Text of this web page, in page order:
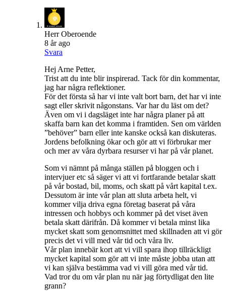
Herr Oberoende
8 år ago
Svara
Hej Arne Petter,
Trist att du inte blir inspirerad. Tack för din kommentar,
jag har några reflektioner.
För det första så har vi inte valt bort barn, det har vi inte
sagt eller skrivit någonstans. Var har du läst om det?
Även om vi i dagsläget inte har några planer på att
skaffa barn kan det komma i framtiden. Sen om världen
”behöver” barn eller inte kanske också kan diskuteras.
Jordens befolkning ökar och gör att vi förbrukar mer
och mer av våra dyrbara resurser vi har på vår planet.
Som vi nämnt på många ställen på bloggen och i
intervjuer etc så säger vi att vi fortfarande betalar skatt
på vår bostad, bil, moms, och skatt på vårt kapital t.ex.
Dessutom är inte vår plan att sluta arbeta helt, vi
kommer vilja driva egna företag baserat på våra
intressen och hobbys och kommer på det viset även
betala skatt därifrån. Då kommer vi betala minst lika
mycket skatt som genomsnittet med skillnaden att vi gör
precis det vi vill med vår tid och våra liv.
Vår plan innebär kort att vi vill spara ihop tillräckligt
mycket kapital som gör att vi inte måste jobba utan att
vi kan själva bestämma vad vi vill göra med vår tid.
Vad tror du om vår plan nu när jag förtydligat den lite
grann?